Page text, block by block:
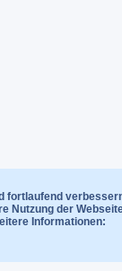
fortlaufend
Nutzung der
Informationen: